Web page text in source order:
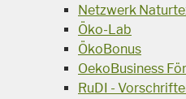
Netzwerk
Öko-Lab
ÖkoBonus
OekoBusiness
RuDI -